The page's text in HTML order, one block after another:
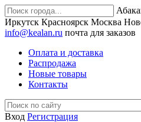
Иркутск Красноярск Москва
info@kealan.ru почта для заказов
Оплата и доставка
Распродажа
Новые товары
Контакты
Вход Регистрация